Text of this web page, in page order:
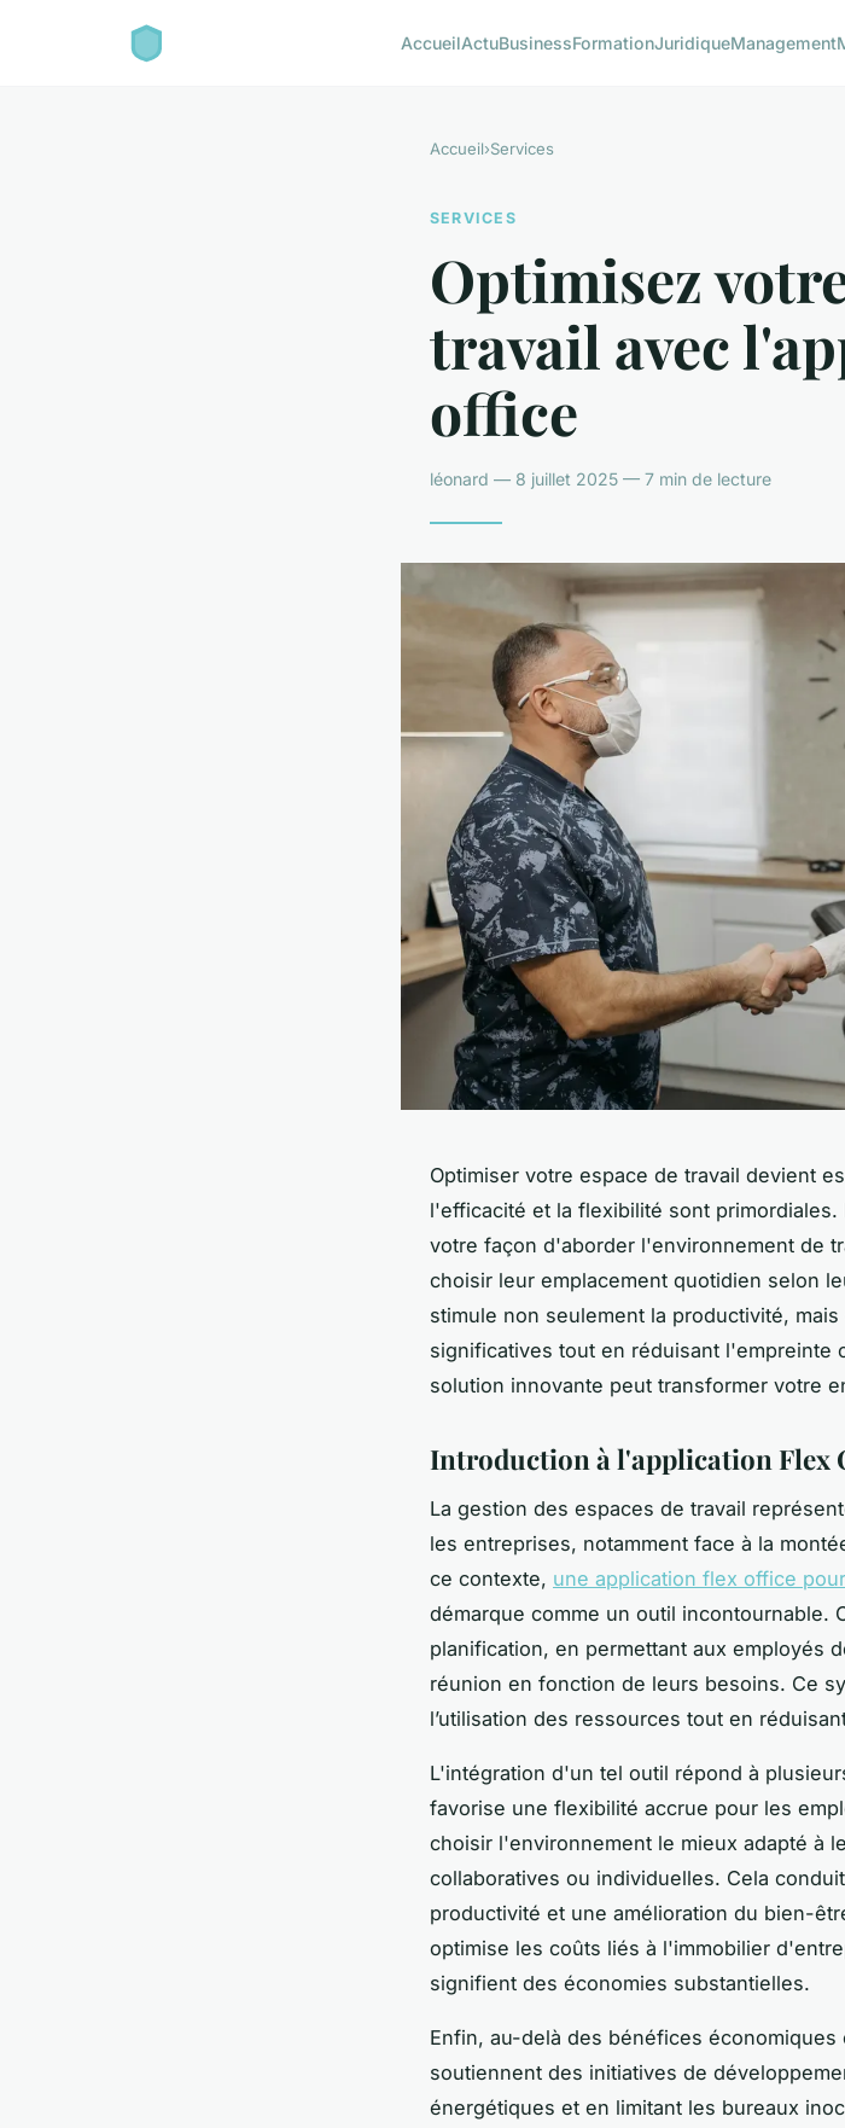
AccueilActuBusinessFormationJuridiqueManagement
Accueil›Services
SERVICES
Optimisez
travail avec
office
léonard — 8 juillet 2025 — 7 min de lecture
Optimiser votre espace de travail devient
l'efficacité et la flexibilité sont
votre façon d'aborder l'environnement de
choisir leur emplacement quotidien selon
stimule non seulement la productivité,
significatives tout en réduisant l'empreinte
solution innovante peut transformer votre
Introduction à l'application Flex
La gestion des espaces de travail
les entreprises, notamment face à la
ce contexte, une application flex office
démarque comme un outil incontournable.
planification, en permettant aux employés
réunion en fonction de leurs besoins. Ce
l’utilisation des ressources tout en
L'intégration d'un tel outil répond à
favorise une flexibilité accrue pour les
choisir l'environnement le mieux adapté à
collaboratives ou individuelles. Cela
productivité et une amélioration du bien-
optimise les coûts liés à l'immobilier
signifient des économies substantielles.
Enfin, au-delà des bénéfices
soutiennent des initiatives de
énergétiques et en limitant les bureaux